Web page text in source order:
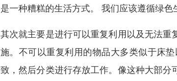
是一种糟糕的生活方式。 我们应该遵循绿色
其次就主要是进行可以重复利用以及无法
施。不可以重复利用的物品大多类似于床
致，然后分类进行存放工作。像这种大部